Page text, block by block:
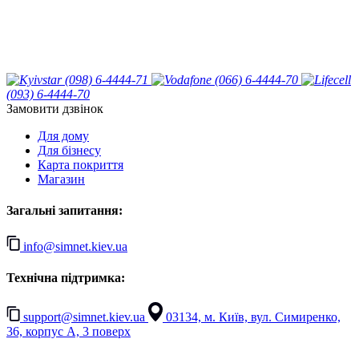
(098) 6-4444-71
(066) 6-4444-70
(093) 6-4444-70
Замовити дзвінок
Для дому
Для бізнесу
Карта покриття
Магазин
Загальні запитання:
info@simnet.kiev.ua
Технічна підтримка:
support@simnet.kiev.ua
03134, м. Київ, вул. Симиренко,
36, корпус А, 3 поверх